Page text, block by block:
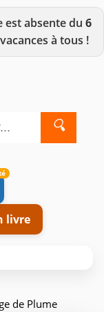
est absente du 6
à tous !
🔍
livre
de Plume